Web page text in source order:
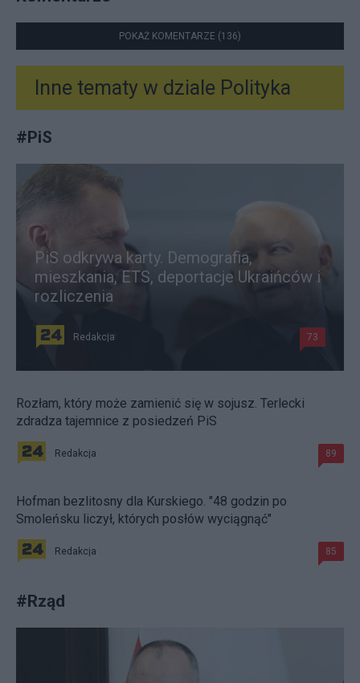
POKAŻ KOMENTARZE (136)
Inne tematy w dziale Polityka
#PiS
PiS odkrywa karty. Demografia,
mieszkania, ETS, deportacje Ukraińców i
rozliczenia
Redakcja 73
Rozłam, który może zamienić się w sojusz. Terlecki
zdradza tajemnice z posiedzeń PiS
Redakcja 89
Hofman bezlitosny dla Kurskiego. "48 godzin po
Smoleńsku liczył, których posłów wyciągnąć"
Redakcja 85
#Rząd